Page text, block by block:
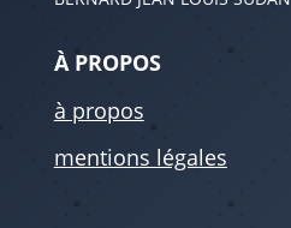
À PROPOS
à propos
mentions légales